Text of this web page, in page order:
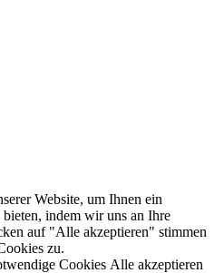
Website, um Ihnen ein
indem wir uns an Ihre
auf "Alle akzeptieren" stimmen
zu.
Cookies Alle akzeptieren